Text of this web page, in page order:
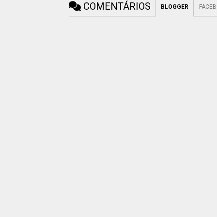
COMENTÁRIOS BLOGGER